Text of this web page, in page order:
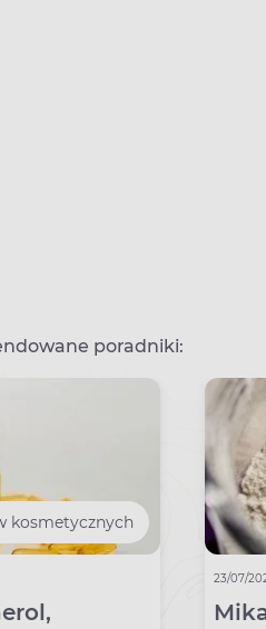
poradniki:
kosmetycznych
23/07/